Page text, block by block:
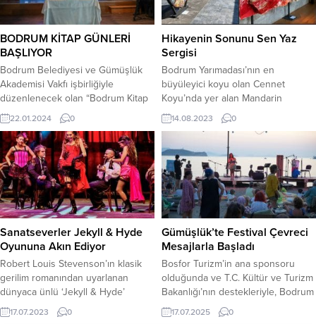
Bodrum’a yerleşenlerin etkisini ve
karşı kıyılarla olan etkileşimi en iyi
şekilde anlatan “tekne modelleri”
ve “süngercilik”...
serginin açılışına Bodrum Belediye
Başkanı Ahmet Aras, sanatçılar ve
sanatseverler katıldı. “Sanatçılara
doğru ortamlar hazırlanmalı”
Serginin...
BODRUM KİTAP GÜNLERİ
BAŞLIYOR
Bodrum Belediyesi ve Gümüşlük
Akademisi Vakfı işbirliğiyle
düzenlenecek olan “Bodrum Kitap
Günleri” tanıtım toplantısı yapıldı.
Etkinlik açılışı 27 Ocak Cumartesi
günü saat 12.00’da Herodot Kültür
Merkezinde gerçekleştirilecek.
Bodrum Belediyesi Kültür AŞ ile
Gümüşlük Akademisi Vakfı
tarafından 27 Ocak-3 Şubat tarihleri
arasında Herodot Kültür
Kitap Günleri Basın Toplantısı,...
22.01.2024 0
Hikayenin Sonunu Sen Yaz
Sergisi
Bodrum Yarımadası’nın en
büyüleyici koyu olan Cennet
Koyu’nda yer alan Mandarin
Oriental, Bodrum, bu yaz sanat
etkinliklerine bir yenisini daha
ekledi. QNB Finans Bank, Artkolik
ve Mandarin Oriental, Bodrum
işbirliği ile düzenen “Kırılma
Noktası: Hikayenin Sonunu Sen
Yaz” sergisi, iklim değişikliğinin
çevreye olan etkilerinin işlendiği
açılışı...
14.08.2023 0
Sanatseverler Jekyll & Hyde
Oyununa Akın Ediyor
Robert Louis Stevenson’ın klasik
gerilim romanından uyarlanan
dünyaca ünlü ‘Jekyll & Hyde’
müzikali, önceki gün Bodrum Antik
Tiyatro’da sanatseverlerle buluştu.
17.07.2023 0
Gümüşlük’te Festival Çevreci
Mesajlarla Başladı
Bosfor Turizm’in ana sponsoru
olduğunda ve T.C. Kültür ve Turizm
Bakanlığı’nın destekleriyle, Bodrum
Klasik Müzik Derneği’nin
düzenlediği Gümüşlük Müzik
17.07.2025 0